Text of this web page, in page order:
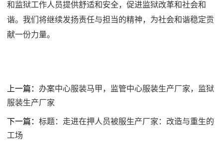
和监狱工作人员提供舒适和安全，促进监狱改革和社会和
谐。我们将继续发扬责任与担当的精神，为社会和谐稳定贡
献一份力量。
上一篇： 办案中心服装马甲，监管中心服装生产厂家，监狱
服装生产厂家
下一篇： 标题：走进在押人员被服生产厂家：改造与重生的
工场